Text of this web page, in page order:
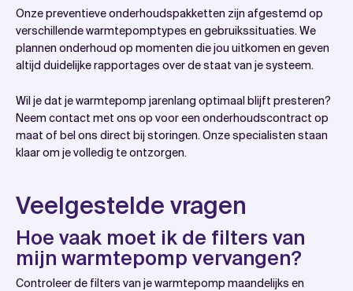
Onze preventieve onderhoudspakketten zijn afgestemd op
verschillende warmtepomptypes en gebruikssituaties. We
plannen onderhoud op momenten die jou uitkomen en geven
altijd duidelijke rapportages over de staat van je systeem.
Wil je dat je warmtepomp jarenlang optimaal blijft presteren?
Neem contact met ons op voor een onderhoudscontract op
maat of bel ons direct bij storingen. Onze specialisten staan
klaar om je volledig te ontzorgen.
Veelgestelde vragen
Hoe vaak moet ik de filters van
mijn warmtepomp vervangen?
Controleer de filters van je warmtepomp maandelijks en